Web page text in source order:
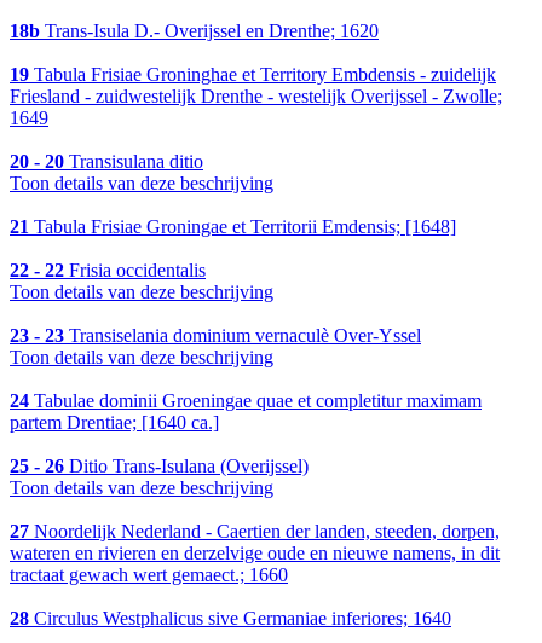
18b Trans-Isula D.- Overijssel en Drenthe; 1620
19 Tabula Frisiae Groninghae et Territory Embdensis - zuidelijk
Friesland - zuidwestelijk Drenthe - westelijk Overijssel - Zwolle;
1649
20 - 20 Transisulana ditio
Toon details van deze beschrijving
21 Tabula Frisiae Groningae et Territorii Emdensis; [1648]
22 - 22 Frisia occidentalis
Toon details van deze beschrijving
23 - 23 Transiselania dominium vernaculè Over-Yssel
Toon details van deze beschrijving
24 Tabulae dominii Groeningae quae et completitur maximam
partem Drentiae; [1640 ca.]
25 - 26 Ditio Trans-Isulana (Overijssel)
Toon details van deze beschrijving
27 Noordelijk Nederland - Caertien der landen, steeden, dorpen,
wateren en rivieren en derzelvige oude en nieuwe namens, in dit
tractaat gewach wert gemaect.; 1660
28 Circulus Westphalicus sive Germaniae inferiores; 1640